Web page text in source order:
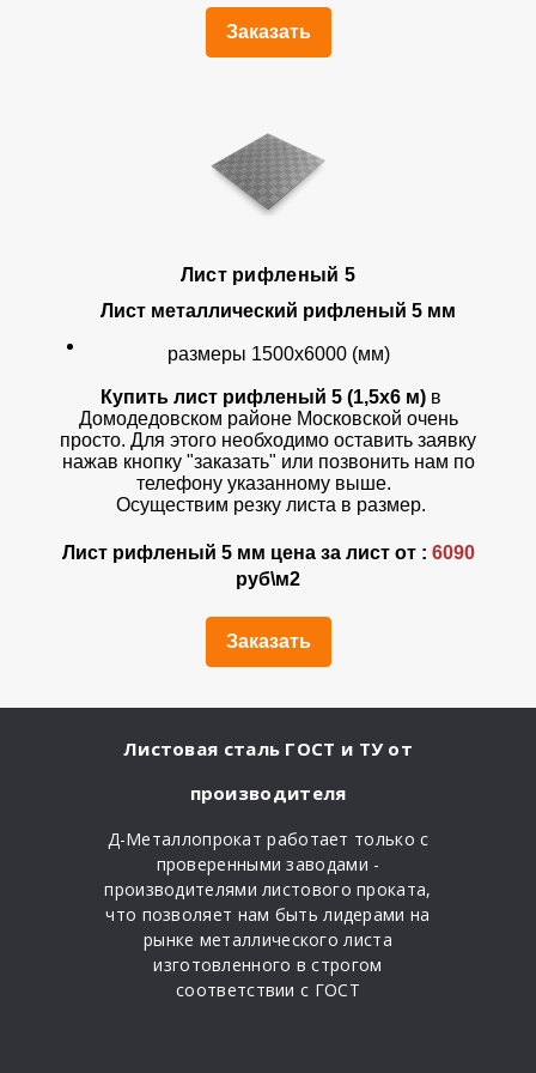
Заказать
Лист рифленый 5
Лист металлический рифленый 5 мм
размеры 1500х6000 (мм)
Купить лист рифленый 5 (1,5х6 м)в
Домодедовском районе Московской очень
просто. Для этого необходимо оставить заявку
нажав кнопку "заказать" или позвонить нам по
телефону указанному выше.
Осуществим резку листа в размер.
Лист рифленый 5 мм цена за лист от : 6090
руб\м2
Заказать
Листовая сталь ГОСТ и ТУ от
производителя
Д-Металлопрокат работает только с
проверенными заводами -
производителями листового проката,
что позволяет нам быть лидерами на
рынке металлического листа
изготовленного в строгом
соответствии с ГОСТ